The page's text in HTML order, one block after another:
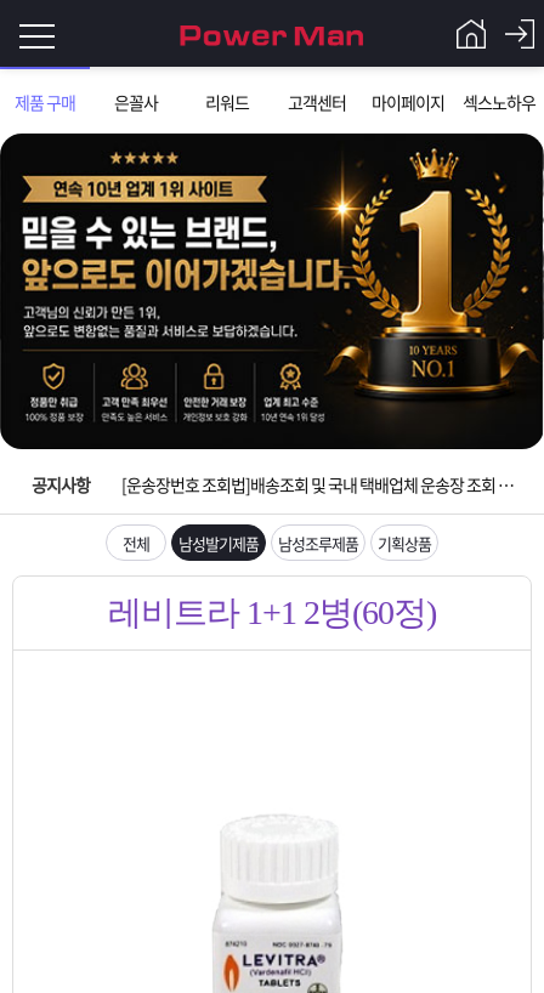
제품 구매 은꼴사 리워드 고객센터 마이페이지 섹스노하우
그
인
이
필
요
니
로
Q&A
파
워
맨
제
품
은
공지사항
입금확인이 안되는 상황을 대비해 꼭 입금후 고객센터 연락바랍니다.
[2026구정 연휴]설 연휴 배송 및 휴무 안내
[ios앱 오픈]아이폰 고객 앱설치 가능합니다.
[무인택배함 이용 안내] 집 밖에 주소로 택배 받기
전체 남성발기제품 남성조루제품 기획상품
레비트라 1+1 2병(60정)